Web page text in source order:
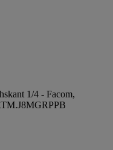
1/4 - Facom,